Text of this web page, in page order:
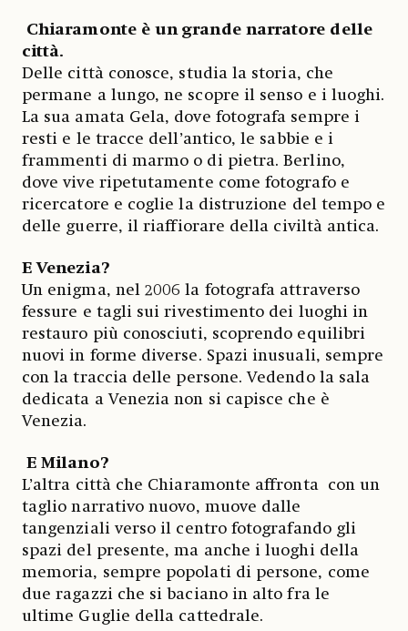
Chiaramonte è un grande narratore delle
città.
Delle città conosce, studia la storia, che
permane a lungo, ne scopre il senso e i luoghi.
La sua amata Gela, dove fotografa sempre i
resti e le tracce dell’antico, le sabbie e i
frammenti di marmo o di pietra. Berlino,
dove vive ripetutamente come fotografo e
ricercatore e coglie la distruzione del tempo e
delle guerre, il riaffiorare della civiltà antica.
E Venezia?
Un enigma, nel 2006 la fotografa attraverso
fessure e tagli sui rivestimento dei luoghi in
restauro più conosciuti, scoprendo equilibri
nuovi in forme diverse. Spazi inusuali, sempre
con la traccia delle persone. Vedendo la sala
dedicata a Venezia non si capisce che è
Venezia.
E Milano?
L’altra città che Chiaramonte affronta con un
taglio narrativo nuovo, muove dalle
tangenziali verso il centro fotografando gli
spazi del presente, ma anche i luoghi della
memoria, sempre popolati di persone, come
due ragazzi che si baciano in alto fra le
ultime Guglie della cattedrale.